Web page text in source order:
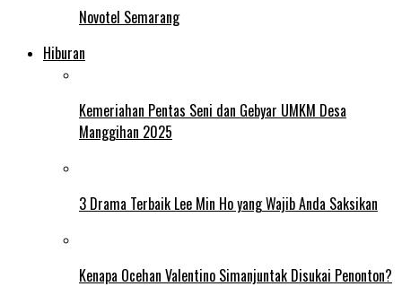
Novotel Semarang
Hiburan
Kemeriahan Pentas Seni dan Gebyar UMKM Desa
Manggihan 2025
3 Drama Terbaik Lee Min Ho yang Wajib Anda Saksikan
Kenapa Ocehan Valentino Simanjuntak Disukai Penonton?